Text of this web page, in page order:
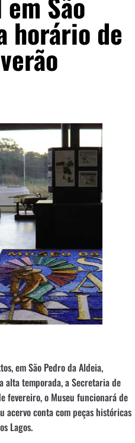
horário de
em São Pedro da Aldeia,
alta temporada, a Secretaria de
fevereiro, o Museu funcionará de
acervo conta com peças históricas
Lagos.